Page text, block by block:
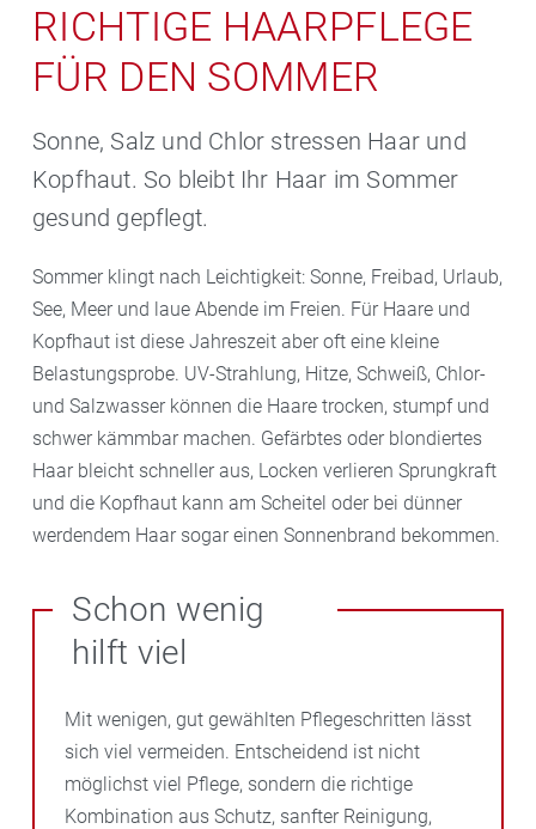
RICHTIGE HAARPFLEGE
FÜR DEN SOMMER
Sonne, Salz und Chlor stressen Haar und
Kopfhaut. So bleibt Ihr Haar im Sommer
gesund gepflegt.
Sommer klingt nach Leichtigkeit: Sonne, Freibad, Urlaub,
See, Meer und laue Abende im Freien. Für Haare und
Kopfhaut ist diese Jahreszeit aber oft eine kleine
Belastungsprobe. UV-Strahlung, Hitze, Schweiß, Chlor-
und Salzwasser können die Haare trocken, stumpf und
schwer kämmbar machen. Gefärbtes oder blondiertes
Haar bleicht schneller aus, Locken verlieren Sprungkraft
und die Kopfhaut kann am Scheitel oder bei dünner
werdendem Haar sogar einen Sonnenbrand bekommen.
Schon wenig
hilft viel
Mit wenigen, gut gewählten Pflegeschritten lässt
sich viel vermeiden. Entscheidend ist nicht
möglichst viel Pflege, sondern die richtige
Kombination aus Schutz, sanfter Reinigung,